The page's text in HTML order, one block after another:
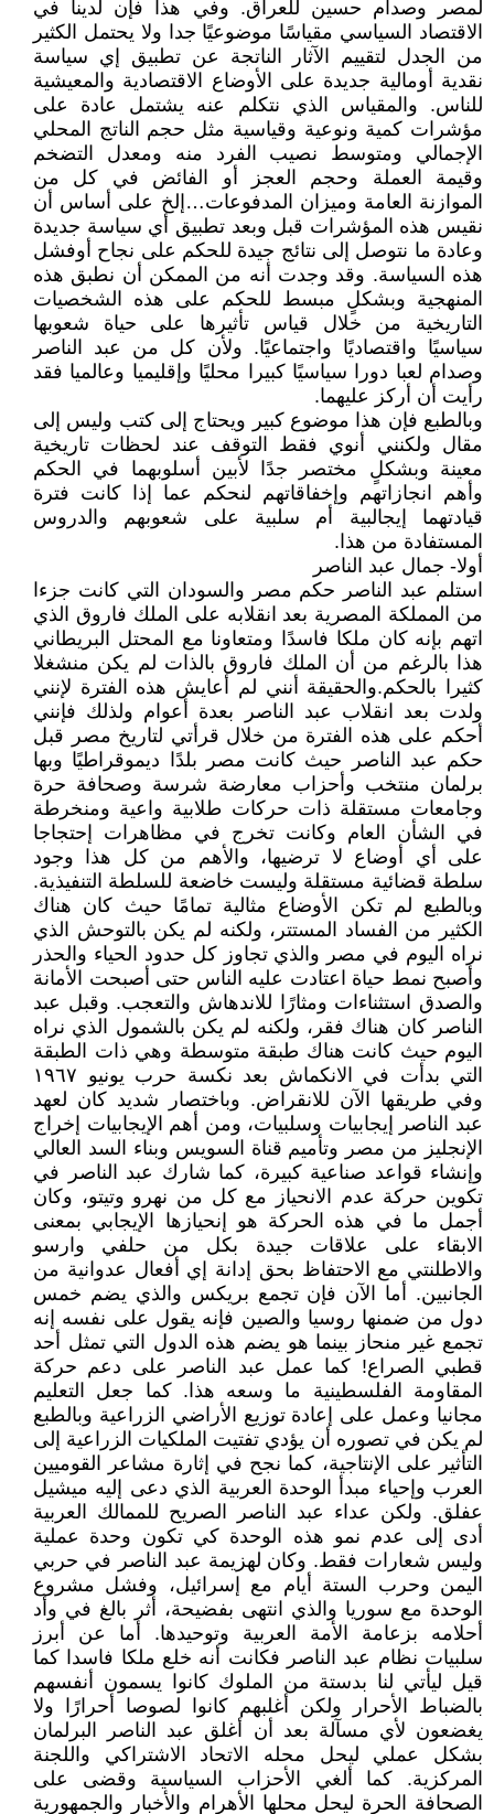
لمصر وصدام حسين للعراق. وفي هذا فإن لدينا في
الاقتصاد السياسي مقياسًا موضوعيًا جدا ولا يحتمل الكثير
من الجدل لتقييم الآثار الناتجة عن تطبيق إي سياسة
نقدية أومالية جديدة على الأوضاع الاقتصادية والمعيشية
للناس. والمقياس الذي نتكلم عنه يشتمل عادة على
مؤشرات كمية ونوعية وقياسية مثل حجم الناتج المحلي
الإجمالي ومتوسط نصيب الفرد منه ومعدل التضخم
وقيمة العملة وحجم العجز أو الفائض في كل من
الموازنة العامة وميزان المدفوعات…إلخ على أساس أن
نقيس هذه المؤشرات قبل وبعد تطبيق أي سياسة جديدة
وعادة ما نتوصل إلى نتائج جيدة للحكم على نجاح أوفشل
هذه السياسة. وقد وجدت أنه من الممكن أن نطبق هذه
المنهجية وبشكلٍ مبسط للحكم على هذه الشخصيات
التاريخية من خلال قياس تأثيرها على حياة شعوبها
سياسيًا واقتصاديًا واجتماعيًا. ولأن كل من عبد الناصر
وصدام لعبا دورا سياسيًا كبيرا محليًا وإقليميا وعالميا فقد
رأيت أن أركز عليهما.
وبالطبع فإن هذا موضوع كبير ويحتاج إلى كتب وليس إلى
مقال ولكنني أنوي فقط التوقف عند لحظات تاريخية
معينة وبشكلٍ مختصر جدًا لأبين أسلوبهما في الحكم
وأهم انجازاتهم وإخفاقاتهم لنحكم عما إذا كانت فترة
قيادتهما إيجالبية أم سلبية على شعوبهم والدروس
المستفادة من هذا.
أولا- جمال عبد الناصر
استلم عبد الناصر حكم مصر والسودان التي كانت جزءا
من المملكة المصرية بعد انقلابه على الملك فاروق الذي
اتهم بإنه كان ملكا فاسدًا ومتعاونا مع المحتل البريطاني
هذا بالرغم من أن الملك فاروق بالذات لم يكن منشغلا
كثيرا بالحكم.والحقيقة أنني لم أعايش هذه الفترة لإنني
ولدت بعد انقلاب عبد الناصر بعدة أعوام ولذلك فإنني
أحكم على هذه الفترة من خلال قرأتي لتاريخ مصر قبل
حكم عبد الناصر حيث كانت مصر بلدًا ديموقراطيًا وبها
برلمان منتخب وأحزاب معارضة شرسة وصحافة حرة
وجامعات مستقلة ذات حركات طلابية واعية ومنخرطة
في الشأن العام وكانت تخرج في مظاهرات إحتجاجا
على أي أوضاع لا ترضيها، والأهم من كل هذا وجود
سلطة قضائية مستقلة وليست خاضعة للسلطة التنفيذية.
وبالطبع لم تكن الأوضاع مثالية تمامًا حيث كان هناك
الكثير من الفساد المستتر، ولكنه لم يكن بالتوحش الذي
نراه اليوم في مصر والذي تجاوز كل حدود الحياء والحذر
وأصبح نمط حياة اعتادت عليه الناس حتى أصبحت الأمانة
والصدق استثناءات ومثارًا للاندهاش والتعجب. وقبل عبد
الناصر كان هناك فقر، ولكنه لم يكن بالشمول الذي نراه
اليوم حيث كانت هناك طبقة متوسطة وهي ذات الطبقة
التي بدأت في الانكماش بعد نكسة حرب يونيو ١٩٦٧
وفي طريقها الآن للانقراض. وباختصار شديد كان لعهد
عبد الناصر إيجابيات وسلبيات، ومن أهم الإيجابيات إخراج
الإنجليز من مصر وتأميم قناة السويس وبناء السد العالي
وإنشاء قواعد صناعية كبيرة، كما شارك عبد الناصر في
تكوين حركة عدم الانحياز مع كل من نهرو وتيتو، وكان
أجمل ما في هذه الحركة هو إنحيازها الإيجابي بمعنى
الابقاء على علاقات جيدة بكل من حلفي وارسو
والاطلنتي مع الاحتفاظ بحق إدانة إي أفعال عدوانية من
الجانبين. أما الآن فإن تجمع بريكس والذي يضم خمس
دول من ضمنها روسيا والصين فإنه يقول على نفسه إنه
تجمع غير منحاز بينما هو يضم هذه الدول التي تمثل أحد
قطبي الصراع! كما عمل عبد الناصر على دعم حركة
المقاومة الفلسطينية ما وسعه هذا. كما جعل التعليم
مجانيا وعمل على إعادة توزيع الأراضي الزراعية وبالطبع
لم يكن في تصوره أن يؤدي تفتيت الملكيات الزراعية إلى
التأثير على الإنتاجية، كما نجح في إثارة مشاعر القوميين
العرب وإحياء مبدأ الوحدة العربية الذي دعى إليه ميشيل
عفلق. ولكن عداء عبد الناصر الصريح للممالك العربية
أدى إلى عدم نمو هذه الوحدة كي تكون وحدة عملية
وليس شعارات فقط. وكان لهزيمة عبد الناصر في حربي
اليمن وحرب الستة أيام مع إسرائيل، وفشل مشروع
الوحدة مع سوريا والذي انتهى بفضيحة، أثر بالغ في وأد
أحلامه بزعامة الأمة العربية وتوحيدها. أما عن أبرز
سلبيات نظام عبد الناصر فكانت أنه خلع ملكا فاسدا كما
قيل ليأتي لنا بدستة من الملوك كانوا يسمون أنفسهم
بالضباط الأحرار ولكن أغلبهم كانوا لصوصا أحرارًا ولا
يغضعون لأي مسآلة بعد أن أغلق عبد الناصر البرلمان
بشكل عملي ليحل محله الاتحاد الاشتراكي واللجنة
المركزية. كما ألغي الأحزاب السياسية وقضى على
الصحافة الحرة ليحل محلها الأهرام والأخبار والجمهورية